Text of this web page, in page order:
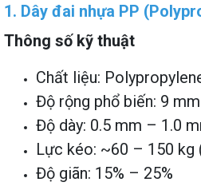
1. Dây đai nhựa PP
Thông số kỹ thuật
Chất liệu:
Độ rộng phổ biến: 9
Độ dày: 0.5 mm – 1.0
Lực kéo: ~60 – 150 kg
Độ giãn: 15% – 25%